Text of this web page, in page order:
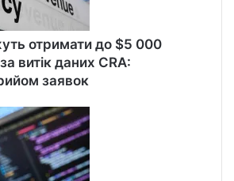
отримати до $5 000
витік даних CRA:
заявок